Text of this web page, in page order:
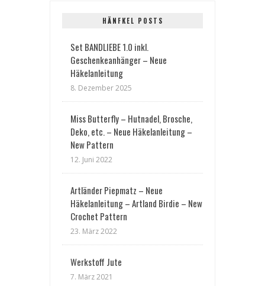
HÄNFKEL POSTS
Set BANDLIEBE 1.0 inkl.
Geschenkeanhänger – Neue
Häkelanleitung
8. Dezember 2025
Miss Butterfly – Hutnadel, Brosche,
Deko, etc. – Neue Häkelanleitung –
New Pattern
12. Juni 2022
Artländer Piepmatz – Neue
Häkelanleitung – Artland Birdie – New
Crochet Pattern
23. März 2022
Werkstoff Jute
7. März 2021